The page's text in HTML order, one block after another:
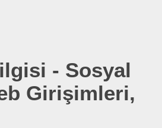
- Sosyal
Girişimleri,